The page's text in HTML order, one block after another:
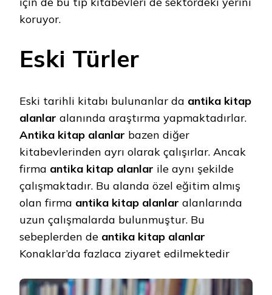
koruyor.
Eski Türler
Eski tarihli kitabı bulunanlar da antika kitap
alanlar alanında araştırma yapmaktadırlar.
Antika kitap alanlar bazen diğer
kitabevlerinden ayrı olarak çalışırlar. Ancak
firma antika kitap alanlar ile aynı şekilde
çalışmaktadır. Bu alanda özel eğitim almış
olan firma antika kitap alanlar alanlarında
uzun çalışmalarda bulunmuştur. Bu
sebeplerden de antika kitap alanlar
Konaklar’da fazlaca ziyaret edilmektedir